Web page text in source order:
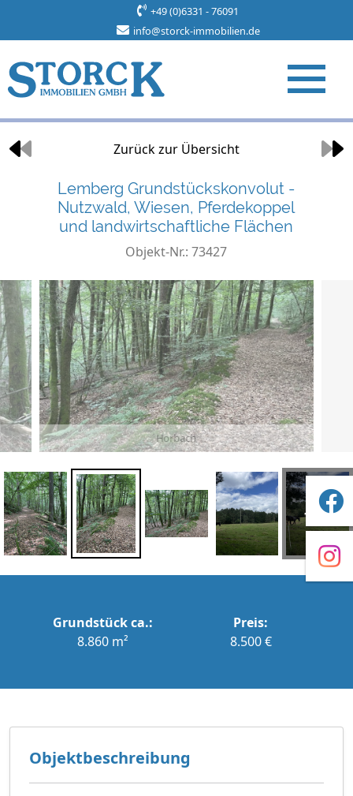
+49 (0)6331 - 76091
info@storck-immobilien.de
Zurück zur Übersicht
Lemberg Grundstückskonvolut -
Nutzwald, Wiesen, Pferdekoppel
und landwirtschaftliche Flächen
Objekt-Nr.: 73427
Horbach
+5
Grundstück ca.:
8.860 m²
Preis:
8.500 €
Objektbeschreibung